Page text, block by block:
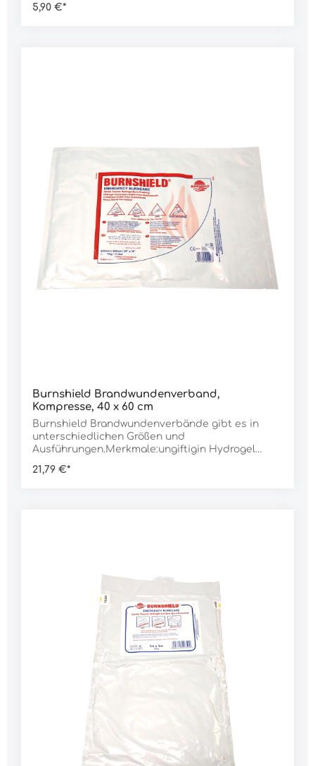
Brandwundeverhindert das Austrocknen und
5,90 €*
Burnshield Brandwundenverband,
Kompresse, 40 x 60 cm
Burnshield Brandwundenverbände gibt es in
unterschiedlichen Größen und
Ausführungen.Merkmale:ungiftigin Hydrogel
Brandwundeverhindert das Austrocknen und
21,79 €*